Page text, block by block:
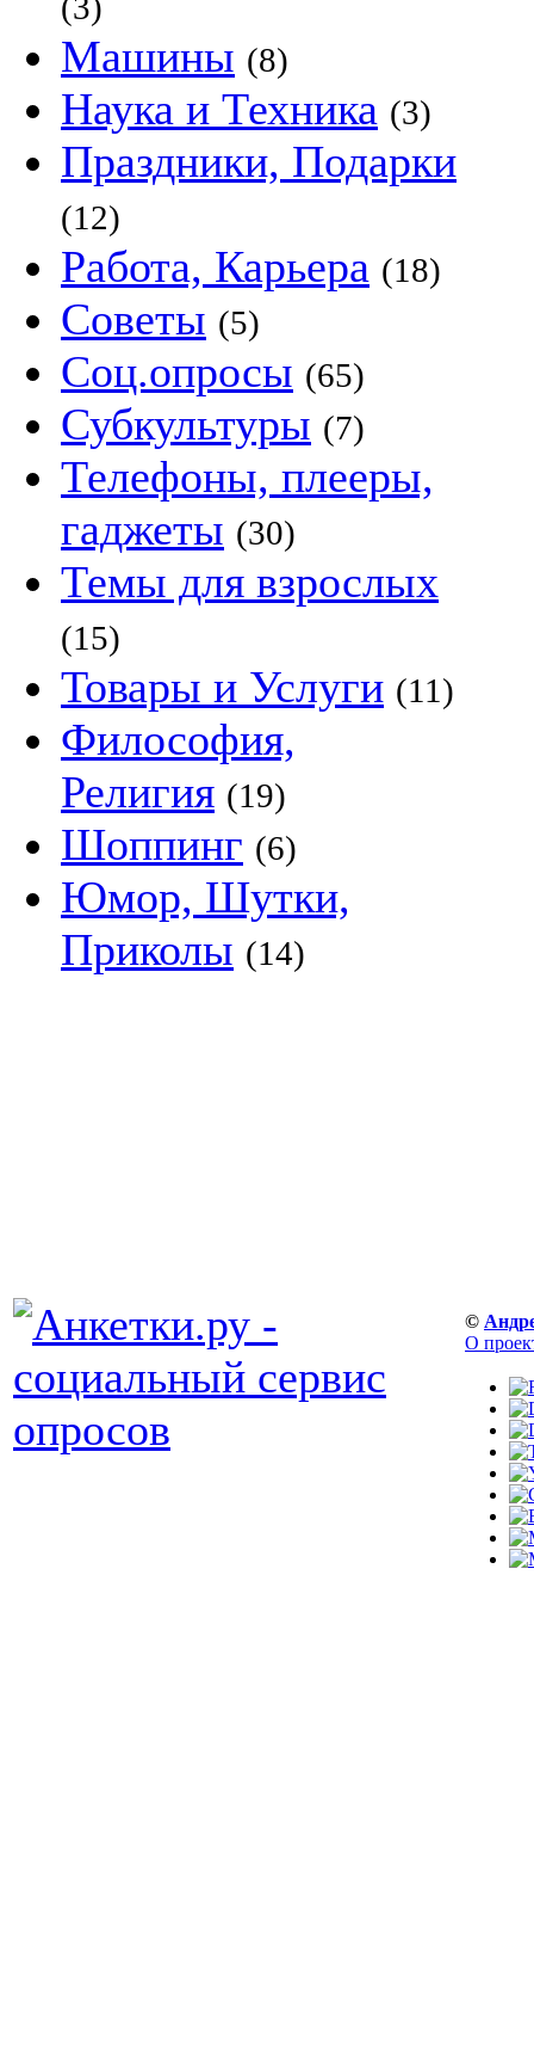
Машины (8)
Наука и Техника (3)
Праздники, Подарки
(12)
Работа, Карьера (18)
Советы (5)
Соц.опросы (65)
Субкультуры (7)
Телефоны, плееры,
гаджеты (30)
Темы для взрослых
(15)
Товары и Услуги (11)
Философия,
Религия (19)
Шоппинг (6)
Юмор, Шутки,
Приколы (14)
©
О